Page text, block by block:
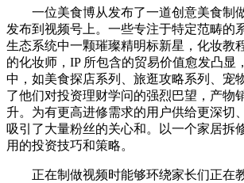
一位美食博从发布了一道创意美食制
发布到视频号上。一些专注于特定范畴的
生态系统中一颗璀璨精明标新星，化妆教
的化妆师，IP 所包含的贸易价值愈发凸显
中，如美食探店系列、旅逛攻略系列、宠
了他们对投资理财学问的强烈巴望，产物
升。为有更高进修需求的用户供给更深切
吸引了大量粉丝的关心和。以一个家居拆
用的投资技巧和策略。
正在制做视频时能够环绕家长们正在